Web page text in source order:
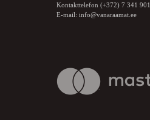
Kontakttelefon (+372) 7 341 901
E-mail: info@vanaraamat.ee